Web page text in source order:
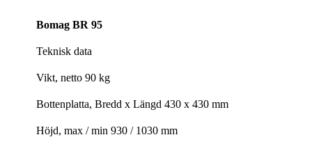
Bomag BR 95
Teknisk data
Vikt, netto 90 kg
Bottenplatta, Bredd x Längd 430 x 430 mm
Höjd, max / min 930 / 1030 mm